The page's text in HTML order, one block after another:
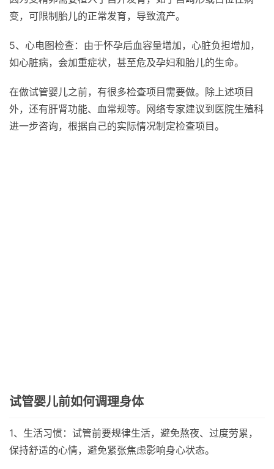
变，可限制胎儿的正常发育，导致流产。
5、心电图检查：由于怀孕后血容量增加，心脏负担增加，
如心脏病，会加重症状，甚至危及孕妇和胎儿的生命。
在做试管婴儿之前，有很多检查项目需要做。除上述项目
外，还有肝肾功能、血常规等。网络专家建议到医院生殖科
进一步咨询，根据自己的实际情况制定检查项目。
试管婴儿前如何调理身体
1、生活习惯：试管前要规律生活，避免熬夜、过度劳累，
保持舒适的心情，避免紧张焦虑影响身心状态。